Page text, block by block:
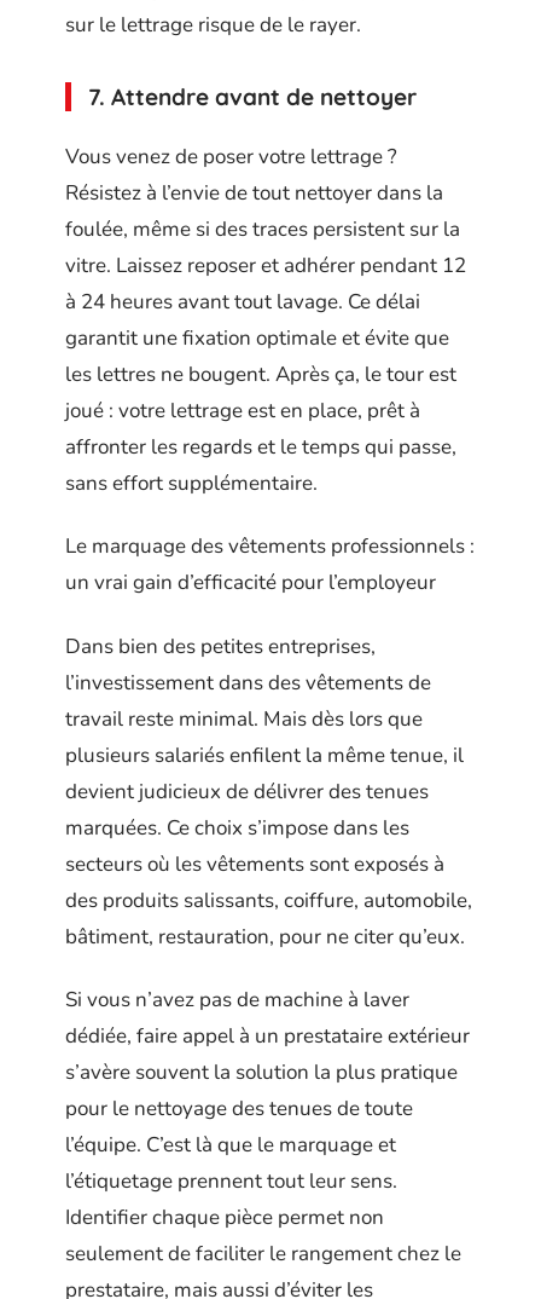
sur le lettrage risque de le rayer.
7. Attendre avant de nettoyer
Vous venez de poser votre lettrage ?
Résistez à l’envie de tout nettoyer dans la
foulée, même si des traces persistent sur la
vitre. Laissez reposer et adhérer pendant 12
à 24 heures avant tout lavage. Ce délai
garantit une fixation optimale et évite que
les lettres ne bougent. Après ça, le tour est
joué : votre lettrage est en place, prêt à
affronter les regards et le temps qui passe,
sans effort supplémentaire.
Le marquage des vêtements professionnels :
un vrai gain d’efficacité pour l’employeur
Dans bien des petites entreprises,
l’investissement dans des vêtements de
travail reste minimal. Mais dès lors que
plusieurs salariés enfilent la même tenue, il
devient judicieux de délivrer des tenues
marquées. Ce choix s’impose dans les
secteurs où les vêtements sont exposés à
des produits salissants, coiffure, automobile,
bâtiment, restauration, pour ne citer qu’eux.
Si vous n’avez pas de machine à laver
dédiée, faire appel à un prestataire extérieur
s’avère souvent la solution la plus pratique
pour le nettoyage des tenues de toute
l’équipe. C’est là que le marquage et
l’étiquetage prennent tout leur sens.
Identifier chaque pièce permet non
seulement de faciliter le rangement chez le
prestataire, mais aussi d’éviter les